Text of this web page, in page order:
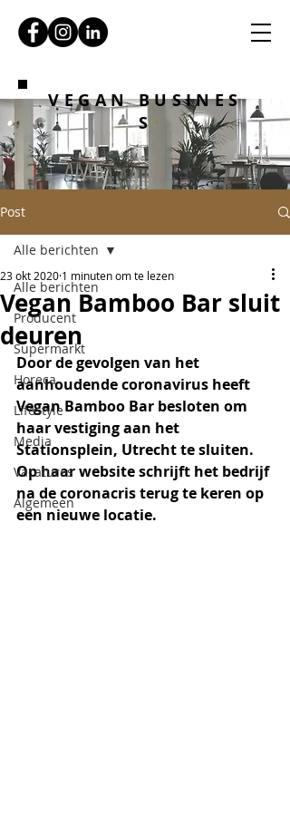
VEGAN BUSINES
S
Post
Alle berichten
Producent
Supermarkt
Horeca
Lifestyle
Media
Vacatures
Algemeen
Alle berichten
Vegan Bamboo Bar sluit
deuren
23 okt 2020 1 minuten om te lezen
Door de gevolgen van het
aanhoudende coronavirus heeft
Vegan Bamboo Bar besloten om
haar vestiging aan het
Stationsplein, Utrecht te sluiten.
Op haar website schrijft het bedrijf
na de coronacris terug te keren op
een nieuwe locatie.